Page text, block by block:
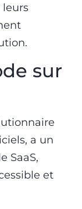
leurs
sur
a un
SaaS,
et